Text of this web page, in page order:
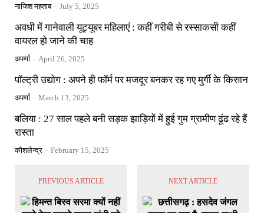
नाजिश महताब - July 5, 2025
अवधी में गानेवाली यूट्यूबर महिलाएं : कहीं गरीबी से रस्साकसी कहीं
वायरल हो जाने की चाह
अपर्णा - April 26, 2025
पॉल्ट्री उद्योग : अपने ही फॉर्म पर मजदूर बनकर रह गए मुर्गी के किसान
अपर्णा - March 13, 2025
बलिया : 27 साल पहले बनी सड़क झाड़ियों में हुई गुम ग्रामीण ढूंढ रहे हैं
रास्ता
कौशलेन्द्र - February 15, 2025
PREVIOUS ARTICLE NEXT ARTICLE